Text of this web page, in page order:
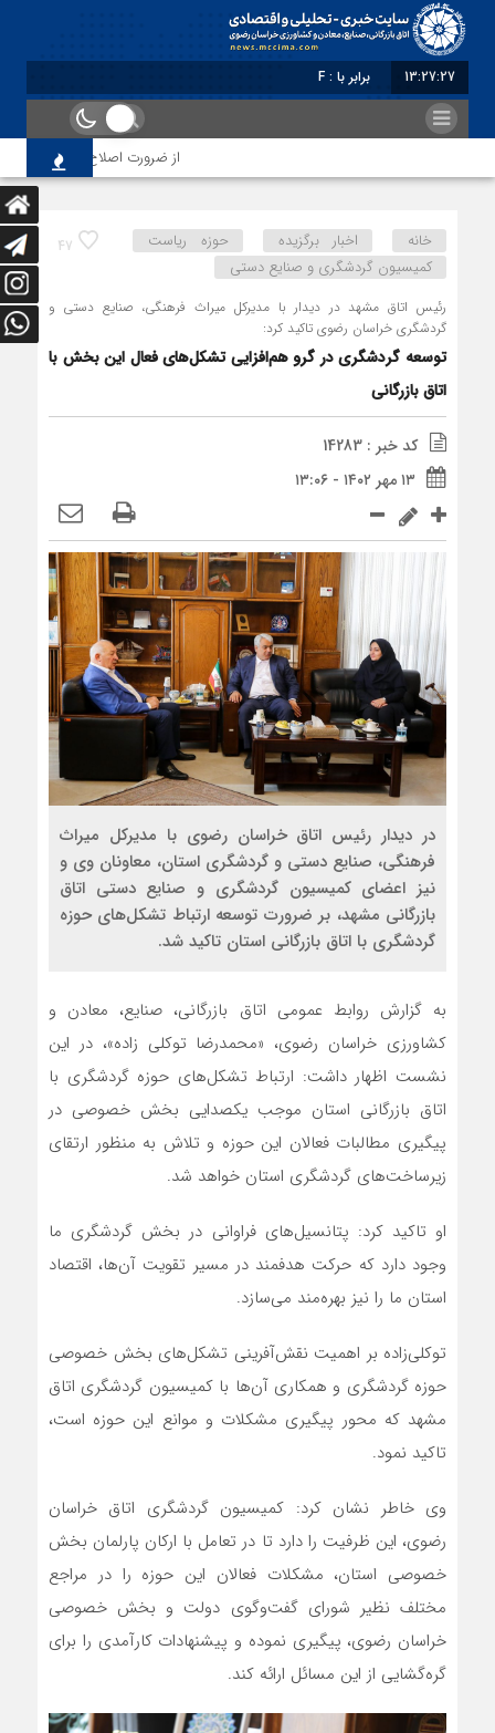
13:27:28 برابر با : Friday - 7 August - 2026
از ضرورت اصلاح رویه‌های بازرسی
47 خانه اخبار برگزیده
حوزه ریاست
کمیسیون گردشگری و صنایع دستی
رئیس اتاق مشهد در دیدار با مدیرکل میراث فرهنگی، صنایع دستی و
گردشگری خراسان رضوی تاکید کرد:
توسعه گردشگری در گرو هم‌افزایی تشکل‌های فعال این بخش با
اتاق بازرگانی
کد خبر : 14283
۱۳ مهر ۱۴۰۲ - ۱۳:۰۶
در دیدار رئیس اتاق خراسان رضوی با مدیرکل میراث
فرهنگی، صنایع دستی و گردشگری استان، معاونان وی و
نیز اعضای کمیسیون گردشگری و صنایع دستی اتاق
بازرگانی مشهد، بر ضرورت توسعه ارتباط تشکل‌های حوزه
گردشگری با اتاق بازرگانی استان تاکید شد.
به گزارش روابط عمومی اتاق بازرگانی، صنایع، معادن و
کشاورزی خراسان رضوی، «محمدرضا توکلی زاده»، در این
نشست اظهار داشت: ارتباط تشکل‌های حوزه گردشگری با
اتاق بازرگانی استان موجب یکصدایی بخش خصوصی در
پیگیری مطالبات فعالان این حوزه و تلاش به منظور ارتقای
زیرساخت‌های گردشگری استان خواهد شد.
او تاکید کرد: پتانسیل‌های فراوانی در بخش گردشگری ما
وجود دارد که حرکت هدفمند در مسیر تقویت آن‌ها، اقتصاد
استان ما را نیز بهره‌مند می‌سازد.
توکلی‌زاده بر اهمیت نقش‌آفرینی تشکل‌های بخش خصوصی
حوزه گردشگری و همکاری آن‌ها با کمیسیون گردشگری اتاق
مشهد که محور پیگیری مشکلات و موانع این حوزه است،
تاکید نمود.
وی خاطر نشان کرد: کمیسیون گردشگری اتاق خراسان
رضوی، این ظرفیت را دارد تا در تعامل با ارکان پارلمان بخش
خصوصی استان، مشکلات فعالان این حوزه را در مراجع
مختلف نظیر شورای گفت‌وگوی دولت و بخش خصوصی
خراسان رضوی، پیگیری نموده و پیشنهادات کارآمدی را برای
گره‌گشایی از این مسائل ارائه کند.